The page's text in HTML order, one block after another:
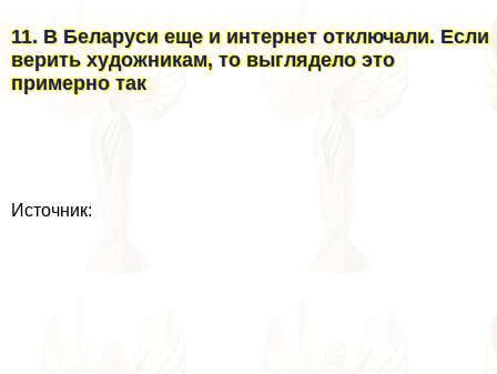
11. В Беларуси еще и интернет отключали. Если
верить художникам, то выглядело это
примерно так
Источник: